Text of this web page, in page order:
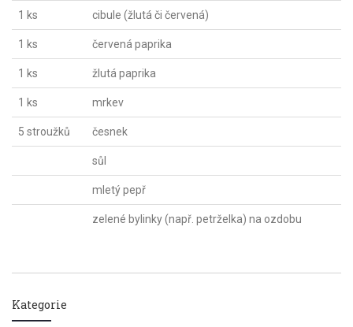
1 ks cibule (žlutá či červená)
1 ks červená paprika
1 ks žlutá paprika
1 ks mrkev
5 stroužků česnek
sůl
mletý pepř
zelené bylinky (např. petrželka) na ozdobu
Kategorie